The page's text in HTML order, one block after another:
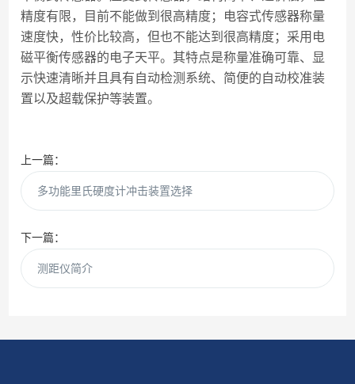
精度有限，目前不能做到很高精度；电容式传感器称量
速度快，性价比较高，但也不能达到很高精度；采用电
磁平衡传感器的电子天平。其特点是称量准确可靠、显
示快速清晰并且具有自动检测系统、简便的自动校准装
置以及超载保护等装置。
上一篇：
多功能里氏硬度计冲击装置选择
下一篇：
测距仪简介